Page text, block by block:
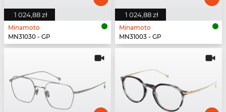
1 024,88 zł
Minamoto
MN31030 - GP
1 024,88 zł
Minamoto
MN31003 - GP